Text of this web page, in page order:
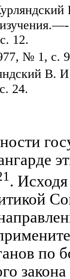
12.
№ 1, с.
В.
24.
.
по
закона